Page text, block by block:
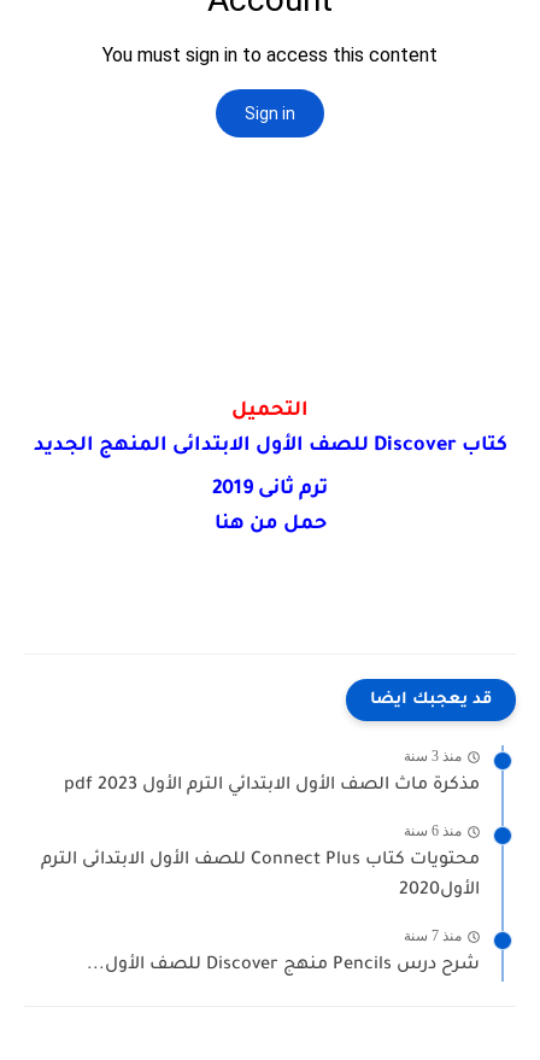
التحميل
كتابDiscover للصف الأول الابتدائى المنهج الجديد
ترم ثانى 2019
حمل من هنا
قد يعجبك ايضا
منذ 3 سنة
مذكرة ماث الصف الأول الابتدائي الترم الأول 2023 pdf
منذ 6 سنة
محتويات كتاب Connect Plus للصف الأول الابتدائى الترم
الأول2020
منذ 7 سنة
شرح درس Pencils منهج Discover للصف الأول...